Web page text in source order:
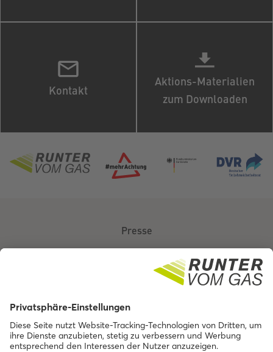
Kontakt
Aktions-Materialien
zum Downloaden
Presse
Barrierefreiheit